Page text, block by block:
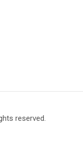
reserved.